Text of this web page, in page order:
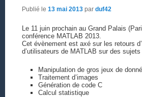
Publié le 13 mai 2013 par duf42
Le 11 juin prochain au Grand Palais
conférence MATLAB 2013.
Cet évènement est axé sur les retours
d’utilisateurs de MATLAB sur des
Manipulation de gros jeux de
Traitement d’images
Génération de code C
Calcul statistique